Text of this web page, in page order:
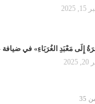
إِلَى مَعْبَدِ الغُرَبَاءِ» في ضيافة